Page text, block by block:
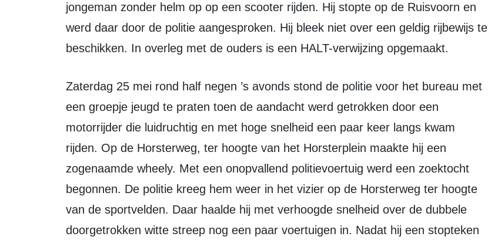
jongeman zonder helm op op een scooter rijden. Hij stopte op de Ruisvoorn en
werd daar door de politie aangesproken. Hij bleek niet over een geldig rijbewijs te
beschikken. In overleg met de ouders is een HALT-verwijzing opgemaakt.
Zaterdag 25 mei rond half negen ’s avonds stond de politie voor het bureau met
een groepje jeugd te praten toen de aandacht werd getrokken door een
motorrijder die luidruchtig en met hoge snelheid een paar keer langs kwam
rijden. Op de Horsterweg, ter hoogte van het Horsterplein maakte hij een
zogenaamde wheely. Met een onopvallend politievoertuig werd een zoektocht
begonnen. De politie kreeg hem weer in het vizier op de Horsterweg ter hoogte
van de sportvelden. Daar haalde hij met verhoogde snelheid over de dubbele
doorgetrokken witte streep nog een paar voertuigen in. Nadat hij een stopteken